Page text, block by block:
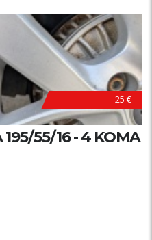
PRILIKA !
25 €
195/55/16 - 4 KOMA